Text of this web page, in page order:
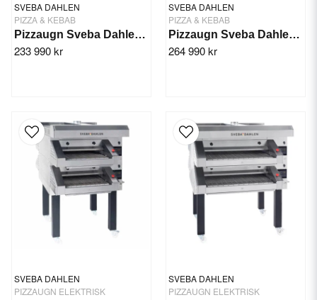
SVEBA DAHLEN
PIZZA & KEBAB
Pizzaugn Sveba Dahlen DC-32P, 3-däck
233 990 kr
SVEBA DAHLEN
PIZZA & KEBAB
Pizzaugn Sveba Dahlen DC-33P, 3-däck
264 990 kr
SVEBA DAHLEN
PIZZAUGN ELEKTRISK
SVEBA DAHLEN
PIZZAUGN ELEKTRISK